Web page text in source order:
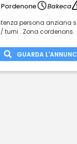
Pordenone
Bakeca
persona anziana
turni . Zona cordenons.
GUARDA